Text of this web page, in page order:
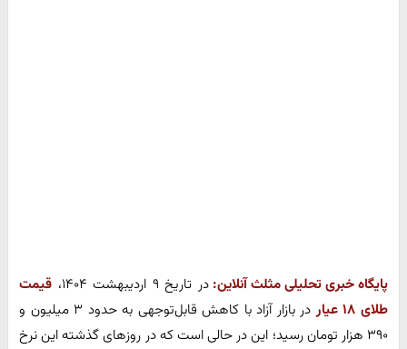
پایگاه خبری تحلیلی مثلث آنلاین: در تاریخ ۹ اردیبهشت ۱۴۰۴،
قیمت
طلای ۱۸ عیار
در بازار آزاد با کاهش قابل‌توجهی به حدود ۳ میلیون و
۳۹۰ هزار تومان رسید؛ این در حالی است که در روزهای گذشته این نرخ